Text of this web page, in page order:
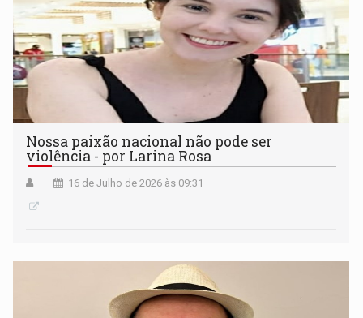
Nossa paixão nacional não pode ser
violência - por Larina Rosa
16 de Julho de 2026 às 09:31